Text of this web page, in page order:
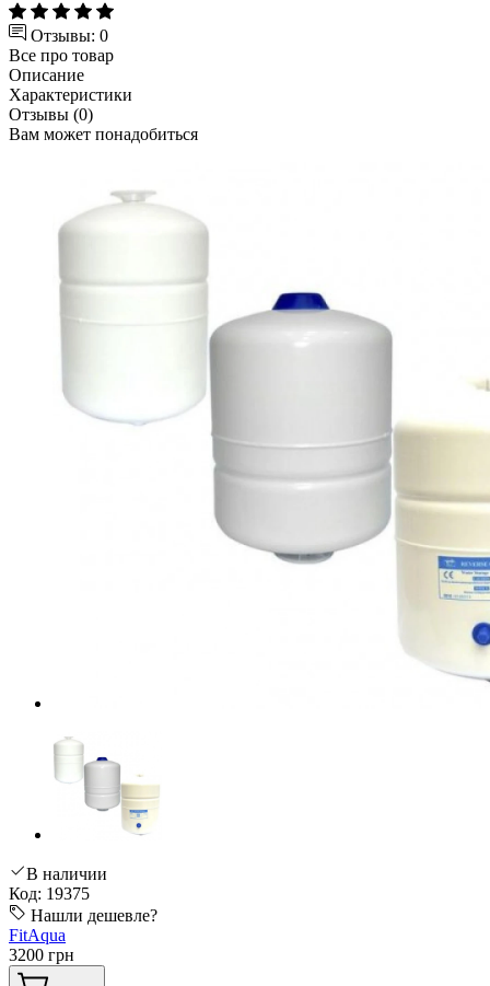
Отзывы: 0
Все про товар
Описание
Характеристики
Отзывы (0)
Вам может понадобиться
В наличии
Код: 19375
Нашли дешевле?
FitAqua
3200 грн